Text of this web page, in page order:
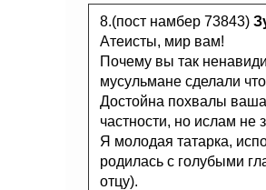
8.(пост намбер 73843)
Атеисты, мир вам!
Почему вы так
мусульмане сделали
Достойна похвалы
частности, но ислам не
Я молодая татарка,
родилась с голубыми
отцу).